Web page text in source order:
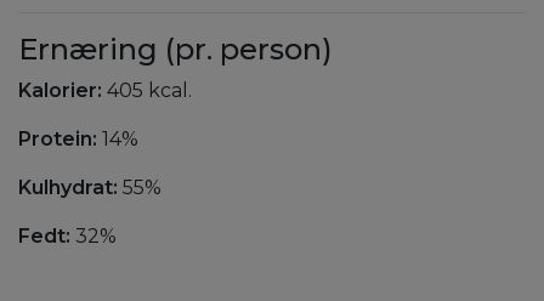
Ernæring (pr. person)
Kalorier: 405 kcal.
Protein: 14%
Kulhydrat: 55%
Fedt: 32%